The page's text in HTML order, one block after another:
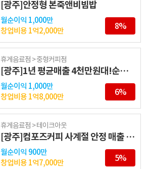
[광주]안정형 본죽앤비빔밥
월순이익 1,000만
창업비용 1억2,000만 8%
휴게음료점 > 중형커피점
[광주]1년 평균매출 4천만원대!순수익 1천
월순이익 1,000만
창업비용 1억8,000만 6%
휴게음료점 > 테이크아웃
[광주]컴포즈커피 사계절 안정 매출 매장
월순이익 900만
창업비용 1억7,000만 5%